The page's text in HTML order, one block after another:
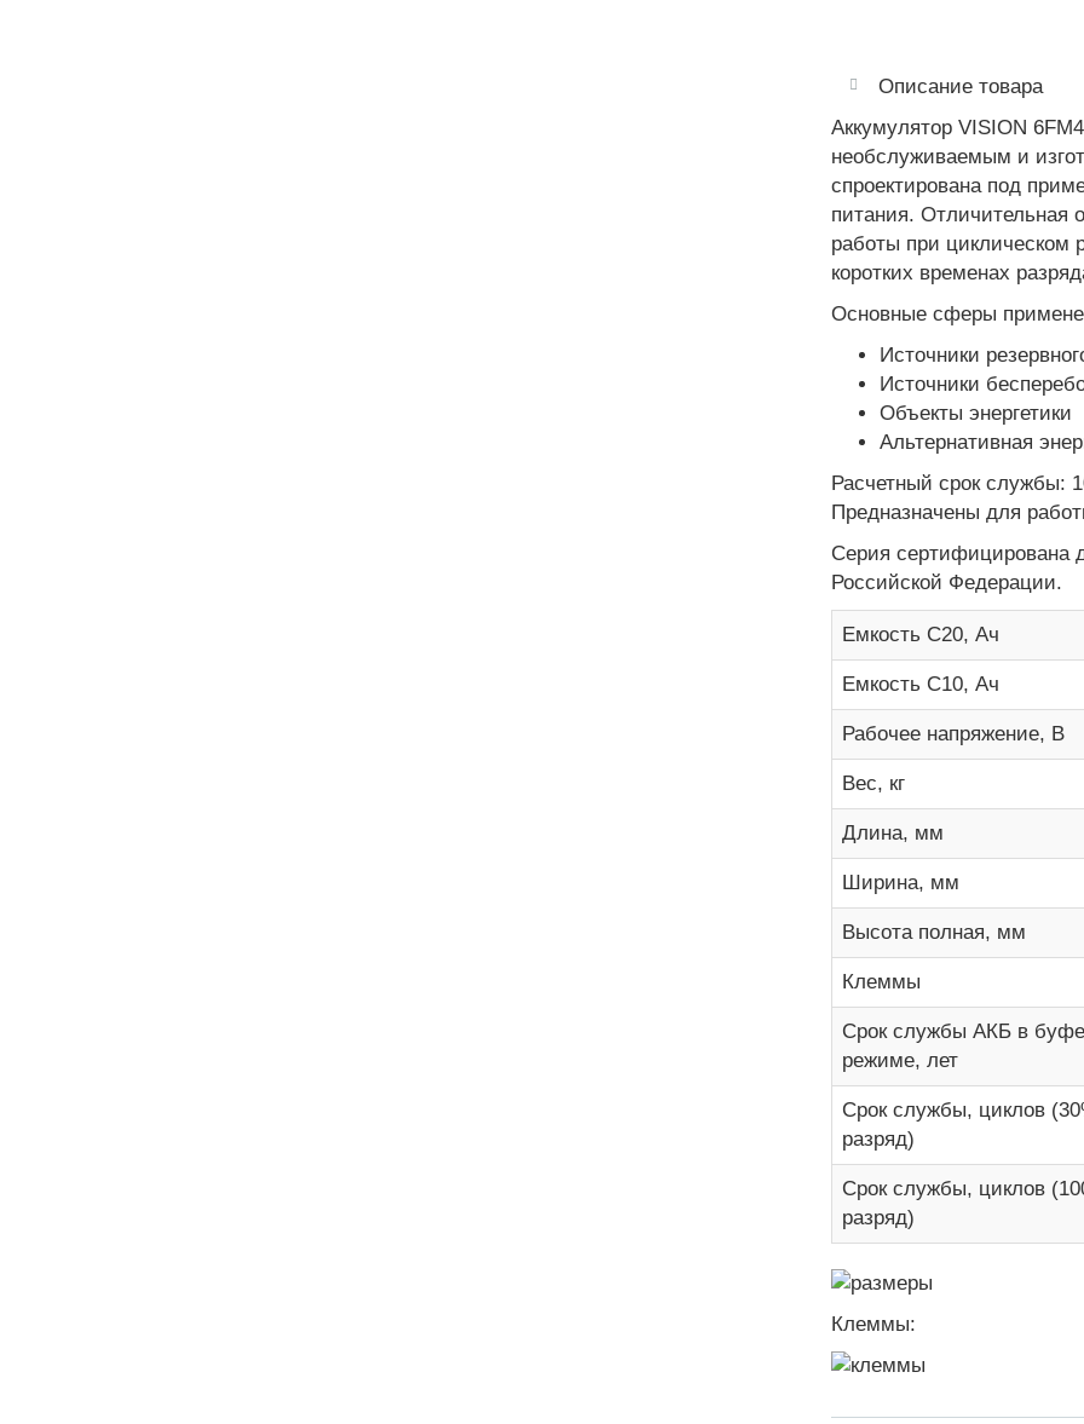
Описание товара
Аккумулятор VISION
необслуживаемым и
спроектирована под
питания. Отличительная
работы при циклическом
коротких временах
Основные сферы
Источники
Источники
Объекты энергетики
Альтернативная
Расчетный срок службы:
Предназначены для
Серия сертифицирована
Российской Федерации.
Емкость С20, Ач
Емкость С10, Ач
Рабочее напряжение, В
Вес, кг
Длина, мм
Ширина, мм
Высота полная, мм
Клеммы
Срок службы АКБ в
режиме, лет
Срок службы, циклов
разряд)
Срок службы, циклов
разряд)
Клеммы: